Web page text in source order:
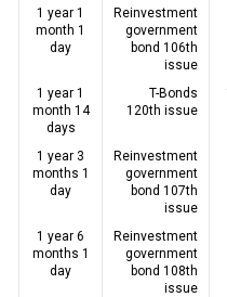
1 year 1
month 1
day
Reinvestment
government
bond 106th
issue
1 year 1
month 14
days
T-Bonds
120th issue
1 year 3
months 1
day
Reinvestment
government
bond 107th
issue
1 year 6
months 1
day
Reinvestment
government
bond 108th
issue